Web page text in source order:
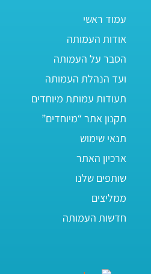
עמוד ראשי
אודות העמותה
הסבר על העמותה
ועד הנהלת העמותה
תעודות עמותת מיוחדים
תקנון אתר “מיוחדים”
תנאי שימוש
ארכיון האתר
שותפים שלנו
ממליצים
חדשות העמותה